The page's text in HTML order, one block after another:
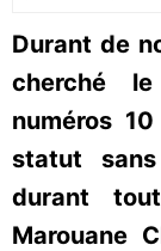
Durant de
cherché le
numéros
statut
durant
Marouane